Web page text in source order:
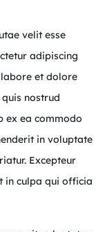
velit esse
adipiscing
et dolore
nostrud
ex ea commodo
in voluptate
Excepteur
in culpa qui officia